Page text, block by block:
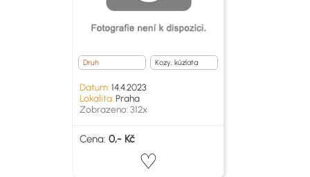
Druh Kozy, kůzlata
Datum:14.4.2023
Lokalita:Praha
Zobrazeno: 312x
Cena: 0,- Kč